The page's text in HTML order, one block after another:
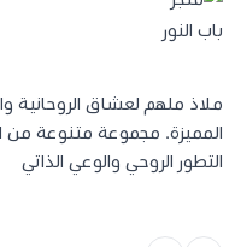
ملاذ ملهم لعشاق الروحانية
المميزة. مجموعة متنوعة من
التطور الروحي والوعي الذاتي